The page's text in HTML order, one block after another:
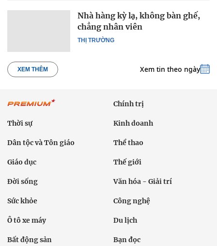
THỊ TRƯỜNG
Nhà hàng kỳ lạ, không bàn ghế,
chẳng nhân viên
XEM THÊM Xem tin theo ngày
Chính trị
Thời sự Kinh doanh
Dân tộc và Tôn giáo Thể thao
Giáo dục Thế giới
Đời sống Văn hóa - Giải trí
Sức khỏe Công nghệ
Ô tô xe máy Du lịch
Bất động sản Bạn đọc